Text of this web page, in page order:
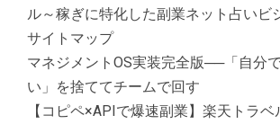
ル～稼ぎに特化した副業ネット占いビ
サイトマップ
マネジメントOS実装完全版──「自分
い」を捨ててチームで回す
【コピペ×APIで爆速副業】楽天トラベ